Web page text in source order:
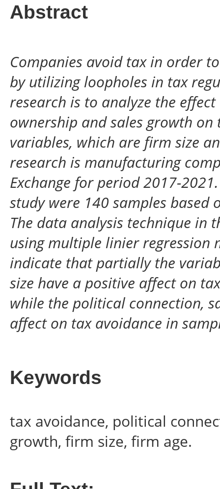
Abstract
Companies avoid tax in order
by utilizing loopholes in tax
research is to analyze the
ownership andsales growth on
variables, which are firm size
research is manufacturing
Exchange for period 2017-
study were 140 samples
The data analysis technique in
using multiple linier regression
indicate that partially the
size have a positive affect on
while the political connection,
affect on tax avoidance in
Keywords
tax avoidance, political
growth, firm size, firm age.